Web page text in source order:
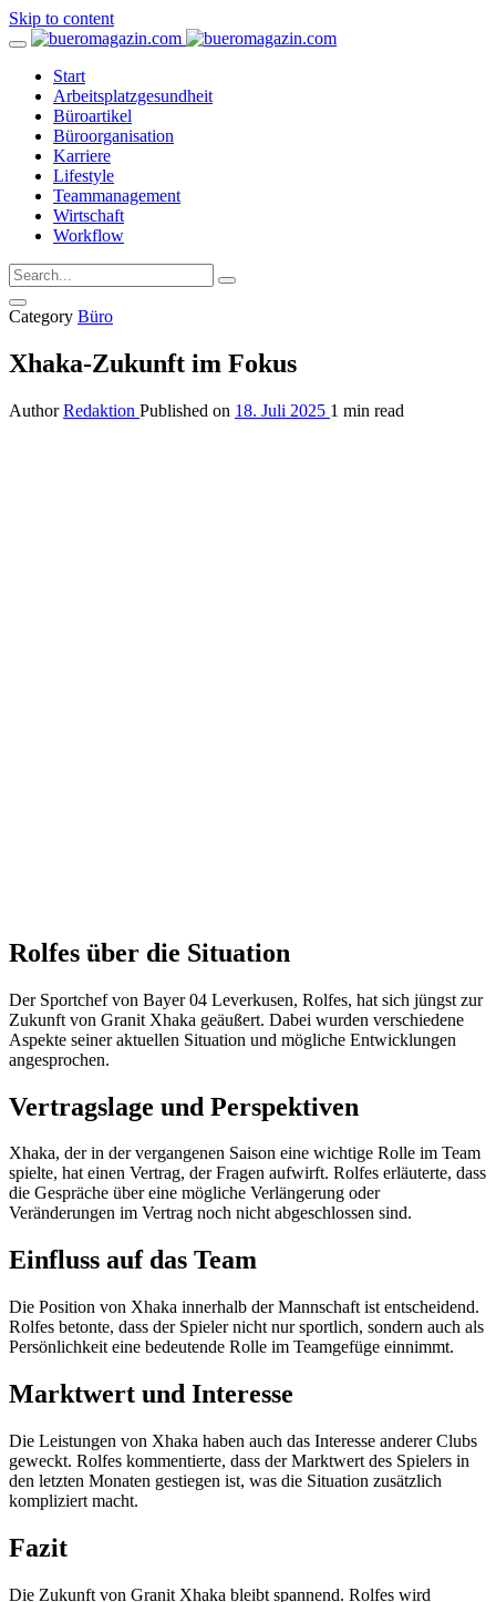
Skip to content
Start
Arbeitsplatzgesundheit
Büroartikel
Büroorganisation
Karriere
Lifestyle
Teammanagement
Wirtschaft
Workflow
Category Büro
Xhaka-Zukunft im Fokus
Author Redaktion Published on 18. Juli 2025 1 min read
Rolfes über die Situation
Der Sportchef von Bayer 04 Leverkusen, Rolfes, hat sich jüngst zur
Zukunft von Granit Xhaka geäußert. Dabei wurden verschiedene
Aspekte seiner aktuellen Situation und mögliche Entwicklungen
angesprochen.
Vertragslage und Perspektiven
Xhaka, der in der vergangenen Saison eine wichtige Rolle im Team
spielte, hat einen Vertrag, der Fragen aufwirft. Rolfes erläuterte, dass
die Gespräche über eine mögliche Verlängerung oder
Veränderungen im Vertrag noch nicht abgeschlossen sind.
Einfluss auf das Team
Die Position von Xhaka innerhalb der Mannschaft ist entscheidend.
Rolfes betonte, dass der Spieler nicht nur sportlich, sondern auch als
Persönlichkeit eine bedeutende Rolle im Teamgefüge einnimmt.
Marktwert und Interesse
Die Leistungen von Xhaka haben auch das Interesse anderer Clubs
geweckt. Rolfes kommentierte, dass der Marktwert des Spielers in
den letzten Monaten gestiegen ist, was die Situation zusätzlich
kompliziert macht.
Fazit
Die Zukunft von Granit Xhaka bleibt spannend. Rolfes wird